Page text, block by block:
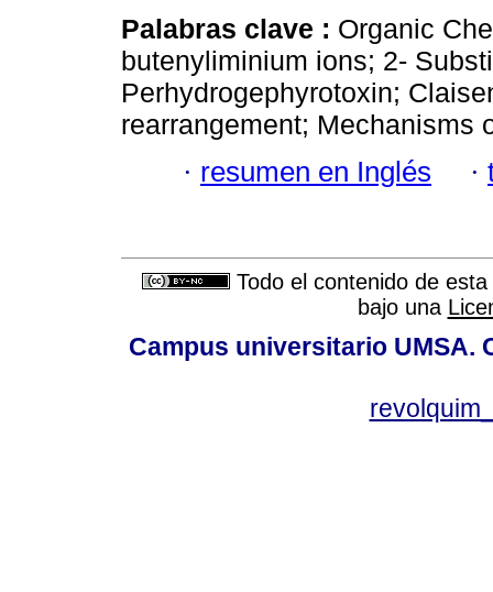
Palabras clave : Organic
butenyliminium ions; 2-
Perhydrogephyrotoxin;
rearrangement; Mechanisms
· resumen en Inglés ·
Todo el contenido de
bajo una
Campus universitario UMSA.